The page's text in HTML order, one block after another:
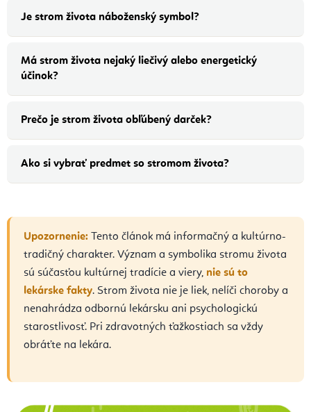
Je strom života náboženský symbol?
Má strom života nejaký liečivý alebo energetický
účinok?
Prečo je strom života obľúbený darček?
Ako si vybrať predmet so stromom života?
Upozornenie: Tento článok má informačný a kultúrno-
tradičný charakter. Význam a symbolika stromu života
sú súčasťou kultúrnej tradície a viery, nie sú to
lekárske fakty. Strom života nie je liek, nelíči choroby a
nenahrádza odbornú lekársku ani psychologickú
starostlivosť. Pri zdravotných ťažkostiach sa vždy
obráťte na lekára.